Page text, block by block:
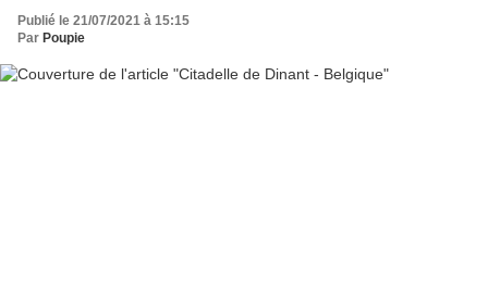
Publié le 21/07/2021 à 15:15
Par Poupie